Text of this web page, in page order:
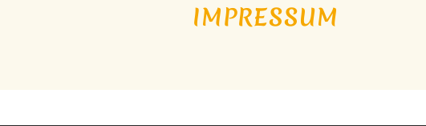
IMPRESSUM